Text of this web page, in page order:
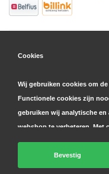
© Copyright 2026
Cookies
Wij gebruiken cookies om
Functionele cookies zijn
gebruiken wij analytische
webshop te verbeteren. Met
zowel binnen als buiten
personaliseren en
cookie- en privacyverklaring.
Bevestig